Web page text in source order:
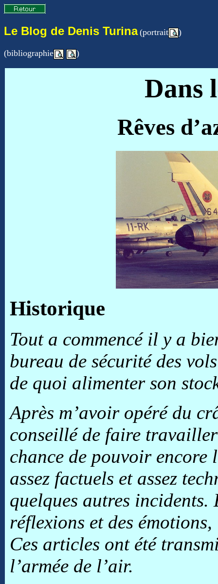
Le Blog de Denis Turina (portrait )
(bibliographie )
Dans
Rêves
Historique
Tout a commencé il y a
bureau de sécurité des
de quoi alimenter son
Après m’avoir opéré du
conseillé de faire
chance de pouvoir
assez factuels et assez
quelques autres
réflexions et des
Ces articles ont été
l’armée de l’air.